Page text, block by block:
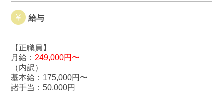
給与
【正職員】
月給： 249,000円〜
（内訳）
基本給：175,000円〜
諸手当：50,000円